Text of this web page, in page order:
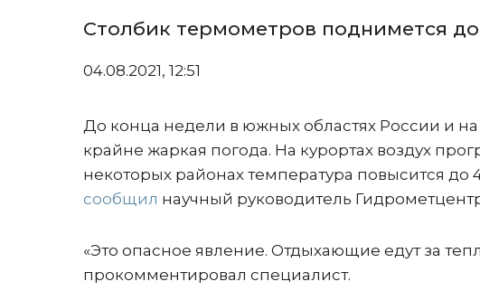
Столбик термометров поднимется до
04.08.2021, 12:51
До конца недели в южных областях России и
крайне жаркая погода. На курортах воздух
некоторых районах температура повысится до
сообщил научный руководитель
«Это опасное явление. Отдыхающие едут за
прокомментировал специалист.